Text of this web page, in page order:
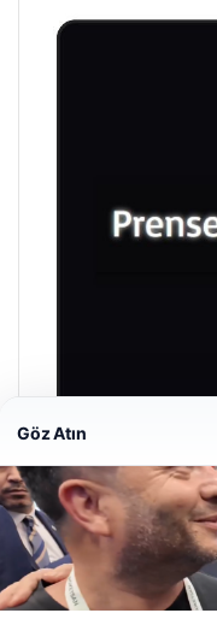
Prenses Night Club
29/04/2026
Göz Atın